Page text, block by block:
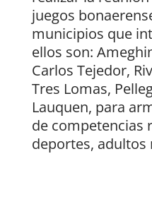
juegos
municipios que
ellos son:
Carlos Tejedor,
Tres Lomas,
Lauquen, para
de competencias
deportes, adultos